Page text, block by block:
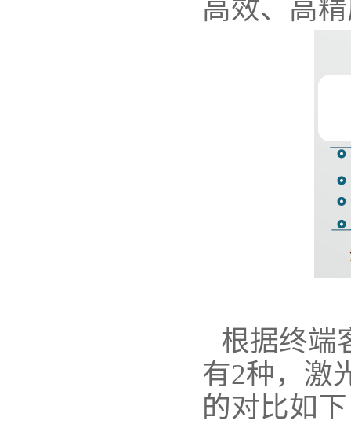
高效、高
根据终端
有2种，激
的对比如